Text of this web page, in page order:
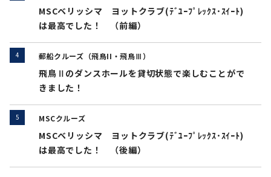
MSCベリッシマ ヨットクラブ(ﾃﾞﾕｰﾌﾟﾚｯｸｽ･ｽｲｰﾄ)
は最高でした！ （前編）
郵船クルーズ（飛鳥II・飛鳥Ⅲ）
飛鳥Ⅱのダンスホールを貸切状態で楽しむことがで
きました！
MSCクルーズ
MSCベリッシマ ヨットクラブ(ﾃﾞﾕｰﾌﾟﾚｯｸｽ･ｽｲｰﾄ)
は最高でした！ （後編）